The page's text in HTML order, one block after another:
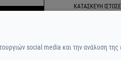
ΚΑΤΑΣΚΕΥΗ
social media και την ανάλυση